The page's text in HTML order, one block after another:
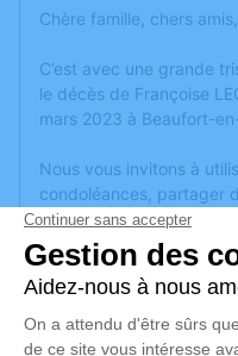
Chère famille, chers amis,
C’est avec une grande
le décès de Françoise
mars 2023 à Beaufort-en-
Nous vous invitons à
condoléances, partager
anecdote ou exprimer
ou des textes. Cet
honorer la mémoire de
Un service de plantation
ici.